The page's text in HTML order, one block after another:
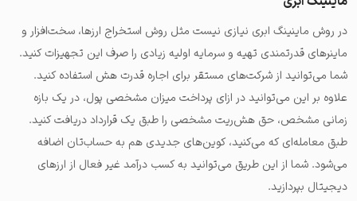
در روش ماینینگ ابری نیازی نیست مثل روش استخراج ارزها، سخت‌افزار و
ماینرهای قدرتمندی تهیه و سرمایه اولیه زیادی را صرف این تجهیزات کنید.
شما می‌توانید از شرکت‌های مستقر برای اجاره قدرت هش استفاده کنید.
علاوه بر این می‌توانید در ازای پرداخت میزان مشخصی پول، در یک بازه
زمانی مشخص، حق هش‌ریت مشخصی را طبق یک قرارداد دریافت کنید.
طبق معامله‌ای که می‌کنید، کوین‌های جدیدی هم به حساب‌تان اضافه
می‌شود. شما از این طریق می‌توانید به کسب درآمد غیر فعال از ارزهای
دیجیتال بپردازید.